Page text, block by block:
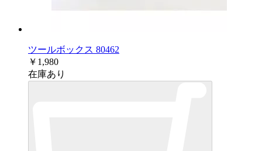
ツールボックス 80462
￥1,980
在庫あり